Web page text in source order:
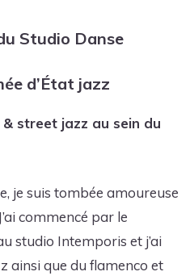
Studio Danse
d’État jazz
street jazz au sein du
je suis tombée amoureuse
commencé par le
studio Intemporis et j’ai
ainsi que du flamenco et